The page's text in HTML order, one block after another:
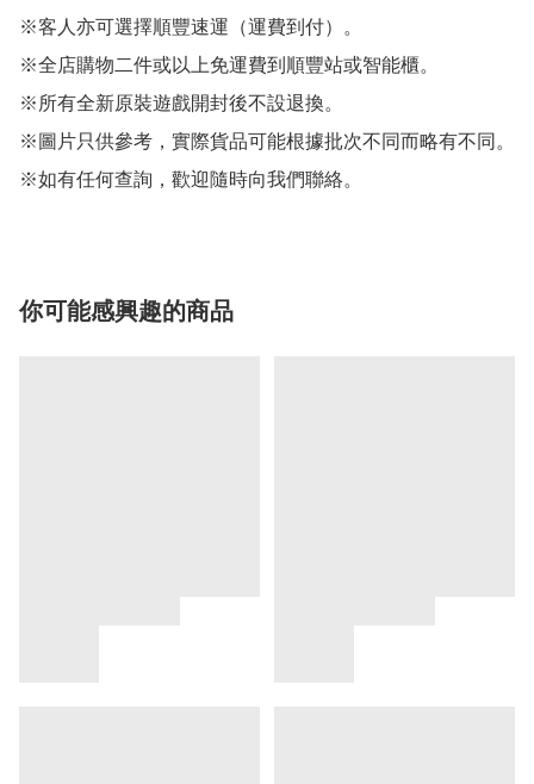
※客人亦可選擇順豐速運（運費到付）。
※全店購物二件或以上免運費到順豐站或智能櫃。
※所有全新原裝遊戲開封後不設退換。
※圖片只供參考，實際貨品可能根據批次不同而略有不同。
※如有任何查詢，歡迎隨時向我們聯絡。
你可能感興趣的商品